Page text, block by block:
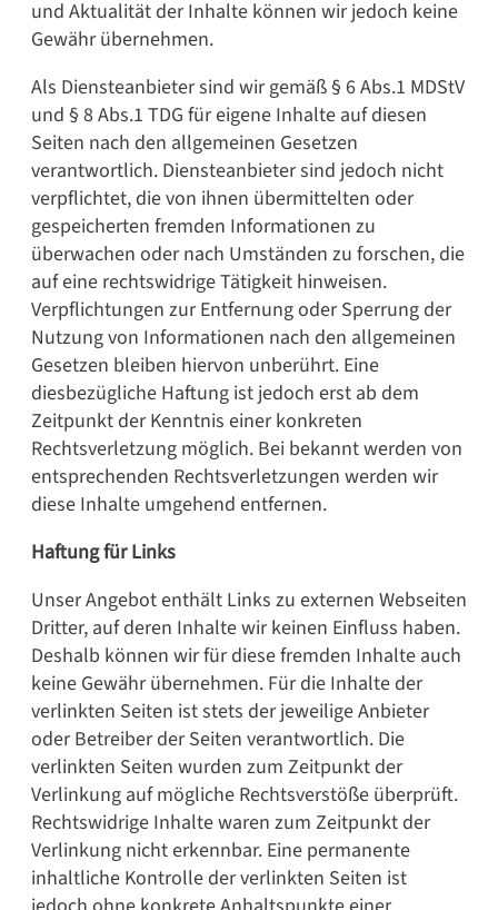
und Aktualität der Inhalte können wir jedoch keine
Gewähr übernehmen.
Als Diensteanbieter sind wir gemäß § 6 Abs.1 MDStV
und § 8 Abs.1 TDG für eigene Inhalte auf diesen
Seiten nach den allgemeinen Gesetzen
verantwortlich. Diensteanbieter sind jedoch nicht
verpflichtet, die von ihnen übermittelten oder
gespeicherten fremden Informationen zu
überwachen oder nach Umständen zu forschen, die
auf eine rechtswidrige Tätigkeit hinweisen.
Verpflichtungen zur Entfernung oder Sperrung der
Nutzung von Informationen nach den allgemeinen
Gesetzen bleiben hiervon unberührt. Eine
diesbezügliche Haftung ist jedoch erst ab dem
Zeitpunkt der Kenntnis einer konkreten
Rechtsverletzung möglich. Bei bekannt werden von
entsprechenden Rechtsverletzungen werden wir
diese Inhalte umgehend entfernen.
Haftung für Links
Unser Angebot enthält Links zu externen Webseiten
Dritter, auf deren Inhalte wir keinen Einfluss haben.
Deshalb können wir für diese fremden Inhalte auch
keine Gewähr übernehmen. Für die Inhalte der
verlinkten Seiten ist stets der jeweilige Anbieter
oder Betreiber der Seiten verantwortlich. Die
verlinkten Seiten wurden zum Zeitpunkt der
Verlinkung auf mögliche Rechtsverstöße überprüft.
Rechtswidrige Inhalte waren zum Zeitpunkt der
Verlinkung nicht erkennbar. Eine permanente
inhaltliche Kontrolle der verlinkten Seiten ist